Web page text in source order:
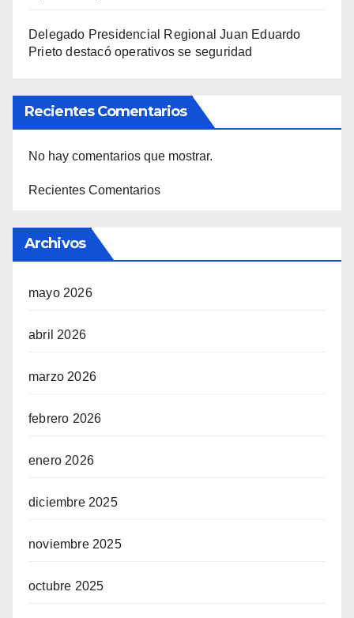
Delegado Presidencial Regional Juan Eduardo
Prieto destacó operativos se seguridad
Recientes Comentarios
No hay comentarios que mostrar.
Recientes Comentarios
Archivos
mayo 2026
abril 2026
marzo 2026
febrero 2026
enero 2026
diciembre 2025
noviembre 2025
octubre 2025